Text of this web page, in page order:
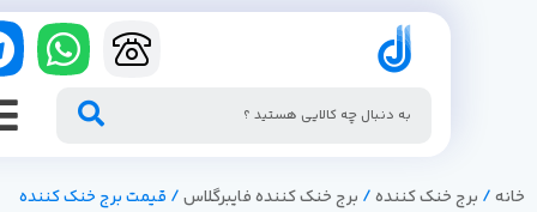
/برج خنک کننده/برج خنک کننده فایبرگلاس/ قیمت برج خنک کننده